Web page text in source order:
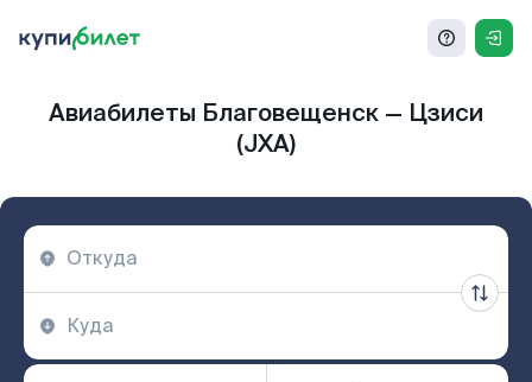
Авиабилеты Благовещенск — Цзиси
(JXA)